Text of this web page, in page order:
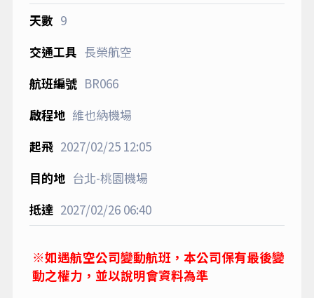
9
長榮航空
BR066
維也納機場
2027/02/2512:05
台北-桃園機場
2027/02/2606:40
※如遇航空公司變動航班，本公司保有最後變
動之權力，並以說明會資料為準